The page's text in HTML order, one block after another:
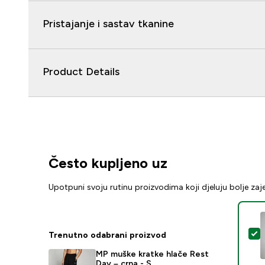
Pristajanje i sastav tkanine
Product Details
Često kupljeno uz
Upotpuni svoju rutinu proizvodima koji djeluju bolje
Trenutno odabrani proizvod
MP muške kratke hlače Rest